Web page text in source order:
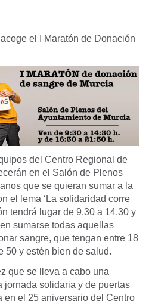
el I Maratón de Donación
del Centro Regional de
en el Salón de Plenos
que se quieran sumar a la
el lema ‘La solidaridad corre
tendrá lugar de 9.30 a 14.30 y
sumarse todas aquellas
sangre, que tengan entre 18
50 y estén bien de salud.
que se lleva a cabo una
jornada solidaria y de puertas
en el 25 aniversario del Centro